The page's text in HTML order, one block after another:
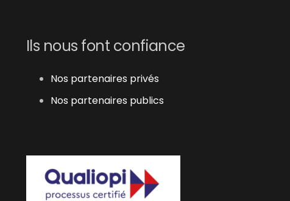
Ils nous font confiance
Nos partenaires privés
Nos partenaires publics